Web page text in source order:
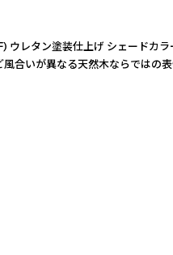
ン塗装仕上げ シェー
合いが異なる天然木ならでは